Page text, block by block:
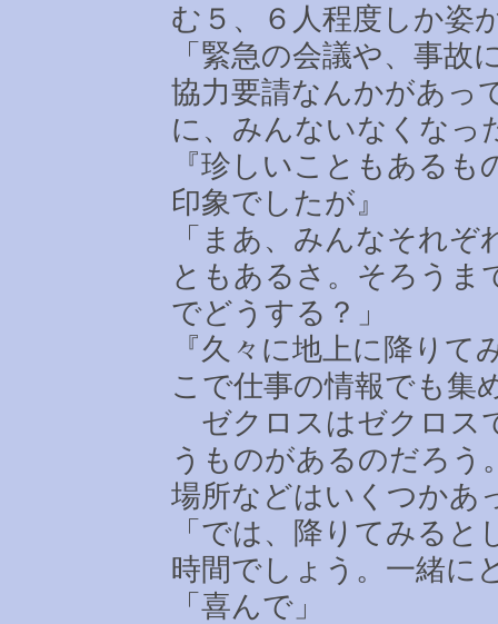
む５、６人程度しか姿
「緊急の会議や、事
協力要請なんかがあっ
に、みんないなくなっ
『珍しいこともある
印象でしたが』
「まあ、みんなそれ
ともあるさ。そろうま
でどうする？」
『久々に地上に降り
こで仕事の情報でも
ゼクロスはゼクロス
うものがあるのだろう
場所などはいくつかあ
「では、降りてみる
時間でしょう。一緒に
「喜んで」